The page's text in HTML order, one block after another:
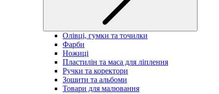
Олівці, гумки та точилки
Фарби
Ножиці
Пластилін та маса для ліплення
Ручки та коректори
Зошити та альбоми
Товари для малювання